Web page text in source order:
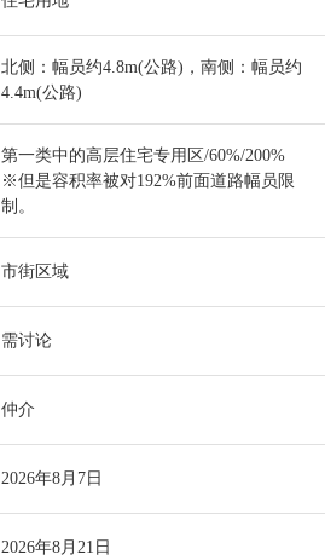
北侧：幅员约4.8m(公路)，南侧：幅员约
4.4m(公路)
第一类中的高层住宅专用区/60%/200%
※但是容积率被对192%前面道路幅员限
制。
市街区域
需讨论
仲介
2026年8月7日
2026年8月21日